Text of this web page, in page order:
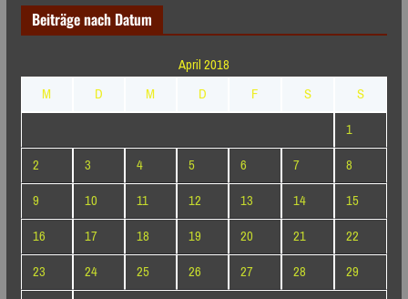
Beiträge nach Datum
April 2018
M
D M D F S
S
1
2
3 4 5 6 7
8
9
10 11 12 13 14
15
16
17 18 19 20 21
22
23
24 25 26 27 28
29